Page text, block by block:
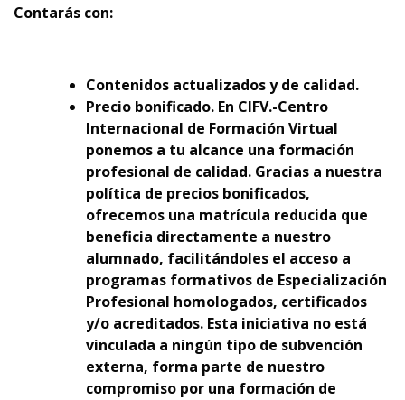
Contarás con:
Contenidos actualizados y de calidad.
Precio bonificado. En CIFV.-Centro
Internacional de Formación Virtual
ponemos a tu alcance una formación
profesional de calidad. Gracias a nuestra
política de precios bonificados,
ofrecemos una matrícula reducida que
beneficia directamente a nuestro
alumnado, facilitándoles el acceso a
programas formativos de Especialización
Profesional homologados, certificados
y/o acreditados. Esta iniciativa no está
vinculada a ningún tipo de subvención
externa, forma parte de nuestro
compromiso por una formación de